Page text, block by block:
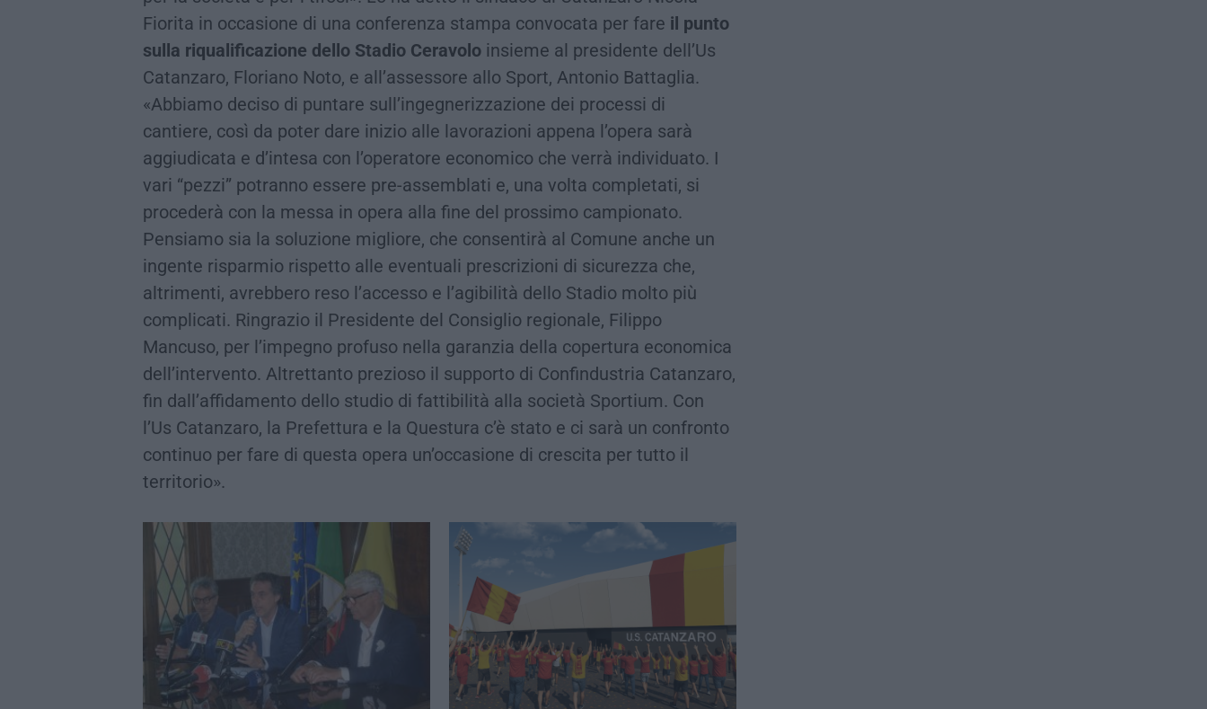
Fiorita in occasione di una conferenza stampa convocata per fare il punto
sulla riqualificazione dello Stadio Ceravolo insieme al presidente dell’Us
Catanzaro, Floriano Noto, e all’assessore allo Sport, Antonio Battaglia.
«Abbiamo deciso di puntare sull’ingegnerizzazione dei processi di
cantiere, così da poter dare inizio alle lavorazioni appena l’opera sarà
aggiudicata e d’intesa con l’operatore economico che verrà individuato. I
vari “pezzi” potranno essere pre-assemblati e, una volta completati, si
procederà con la messa in opera alla fine del prossimo campionato.
Pensiamo sia la soluzione migliore, che consentirà al Comune anche un
ingente risparmio rispetto alle eventuali prescrizioni di sicurezza che,
altrimenti, avrebbero reso l’accesso e l’agibilità dello Stadio molto più
complicati. Ringrazio il Presidente del Consiglio regionale, Filippo
Mancuso, per l’impegno profuso nella garanzia della copertura economica
dell’intervento. Altrettanto prezioso il supporto di Confindustria Catanzaro,
fin dall’affidamento dello studio di fattibilità alla società Sportium. Con
l’Us Catanzaro, la Prefettura e la Questura c’è stato e ci sarà un confronto
continuo per fare di questa opera un’occasione di crescita per tutto il
territorio».